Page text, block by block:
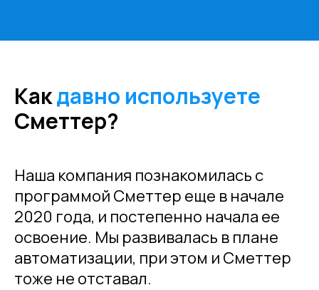
Какдавно используете
Сметтер?
Наша компания познакомилась с
программой Сметтер еще в начале
2020 года, и постепенно начала ее
освоение. Мы развивалась в плане
автоматизации, при этом и Сметтер
тоже не отставал.